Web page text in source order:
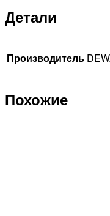
Детали
Производитель
Похожие